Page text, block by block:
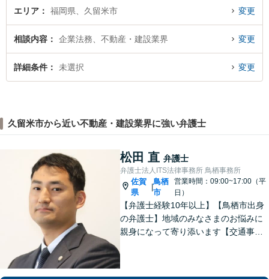
エリア 福岡県、久留米市 変更
相談内容 企業法務、不動産・建設業界 変更
詳細条件 未選択 変更
久留米市から近い不動産・建設業界に強い弁護士
松田 直 弁護士
弁護士法人ITS法律事務所 鳥栖事務所
佐賀
県
|
鳥栖
市
営業時間：09:00~17:00（平
日）
【弁護士経験10年以上】【鳥栖市出身
の弁護士】地域のみなさまのお悩みに
親身になって寄り添います【交通事